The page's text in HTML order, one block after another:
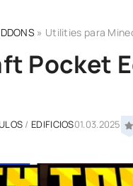
» Utilities para
Pocket
/ EDIFICIOS01.03.2025